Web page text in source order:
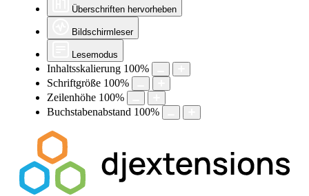
Überschriften hervorheben
Bildschirmleser
Lesemodus
Inhaltsskalierung 100%
Schriftgröße 100%
Zeilenhöhe 100%
Buchstabenabstand 100%